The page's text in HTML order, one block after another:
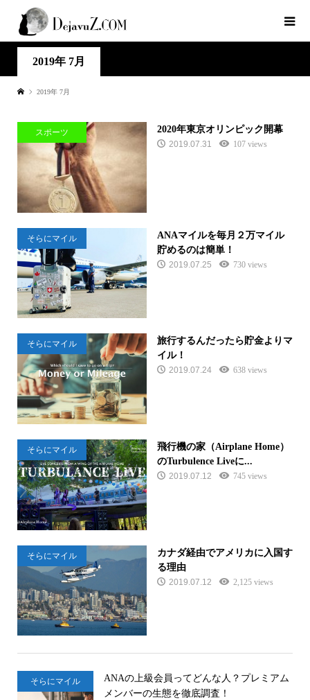
2019年 7月
2019年 7月
スポーツ 2020年東京オリンピック開幕
2019.07.31 107 views
そらにマイル
ANAマイルを毎月２万マイル
貯めるのは簡単！
2019.07.25 730 views
そらにマイル
旅行するんだったら貯金よりマ
イル！
2019.07.24 638 views
そらにマイル
飛行機の家（Airplane Home）
のTurbulence Liveに...
2019.07.12 745 views
そらにマイル
カナダ経由でアメリカに入国す
る理由
2019.07.12 2,125 views
そらにマイル
ANAの上級会員ってどんな人？プレミアム
メンバーの生態を徹底調査！